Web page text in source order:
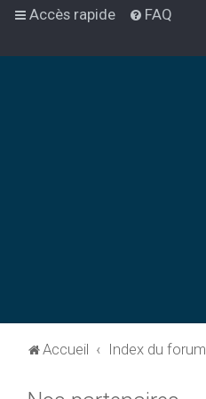
Accès rapide FAQ
Accueil Index du forum